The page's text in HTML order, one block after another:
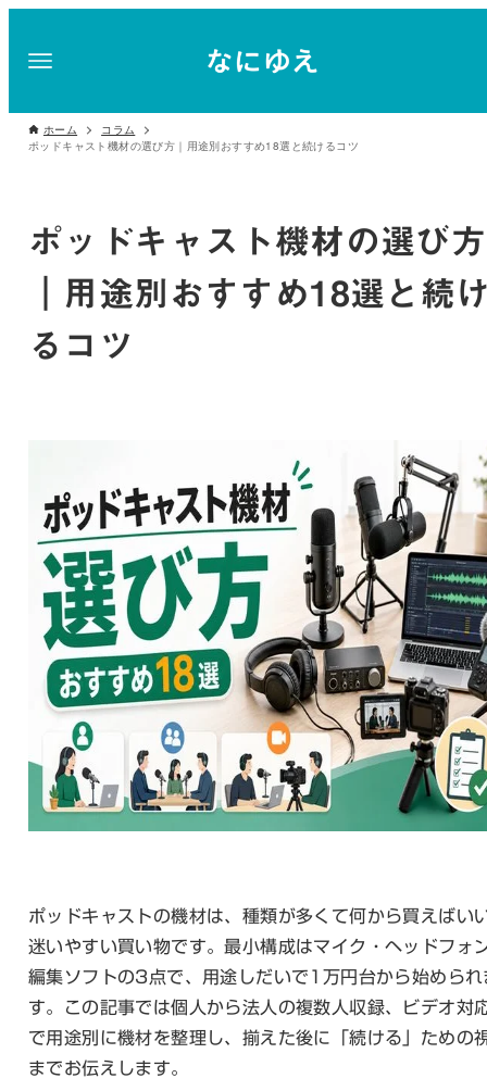
ホーム
コラム
ポッドキャスト機材の選び方｜用途別おすすめ18選と続けるコツ
ポッドキャスト機材の選び方
｜用途別おすすめ18選と続
るコツ
ポッドキャストの機材は、種類が多くて何から買えばい
迷いやすい買い物です。最小構成はマイク・ヘッドフォ
編集ソフトの3点で、用途しだいで1万円台から始められ
す。この記事では個人から法人の複数人収録、ビデオ対
で用途別に機材を整理し、揃えた後に「続ける」ための
までお伝えします。